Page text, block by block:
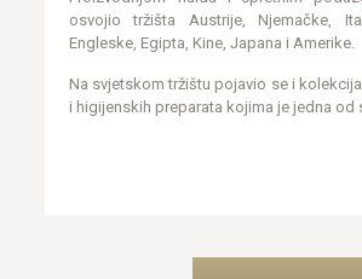
osvojio tržišta Austrije, Njemačke,
Engleske, Egipta, Kine, Japana i Amerike.
Na svjetskom tržištu pojavio se i
i higijenskih preparata kojima je jedna od